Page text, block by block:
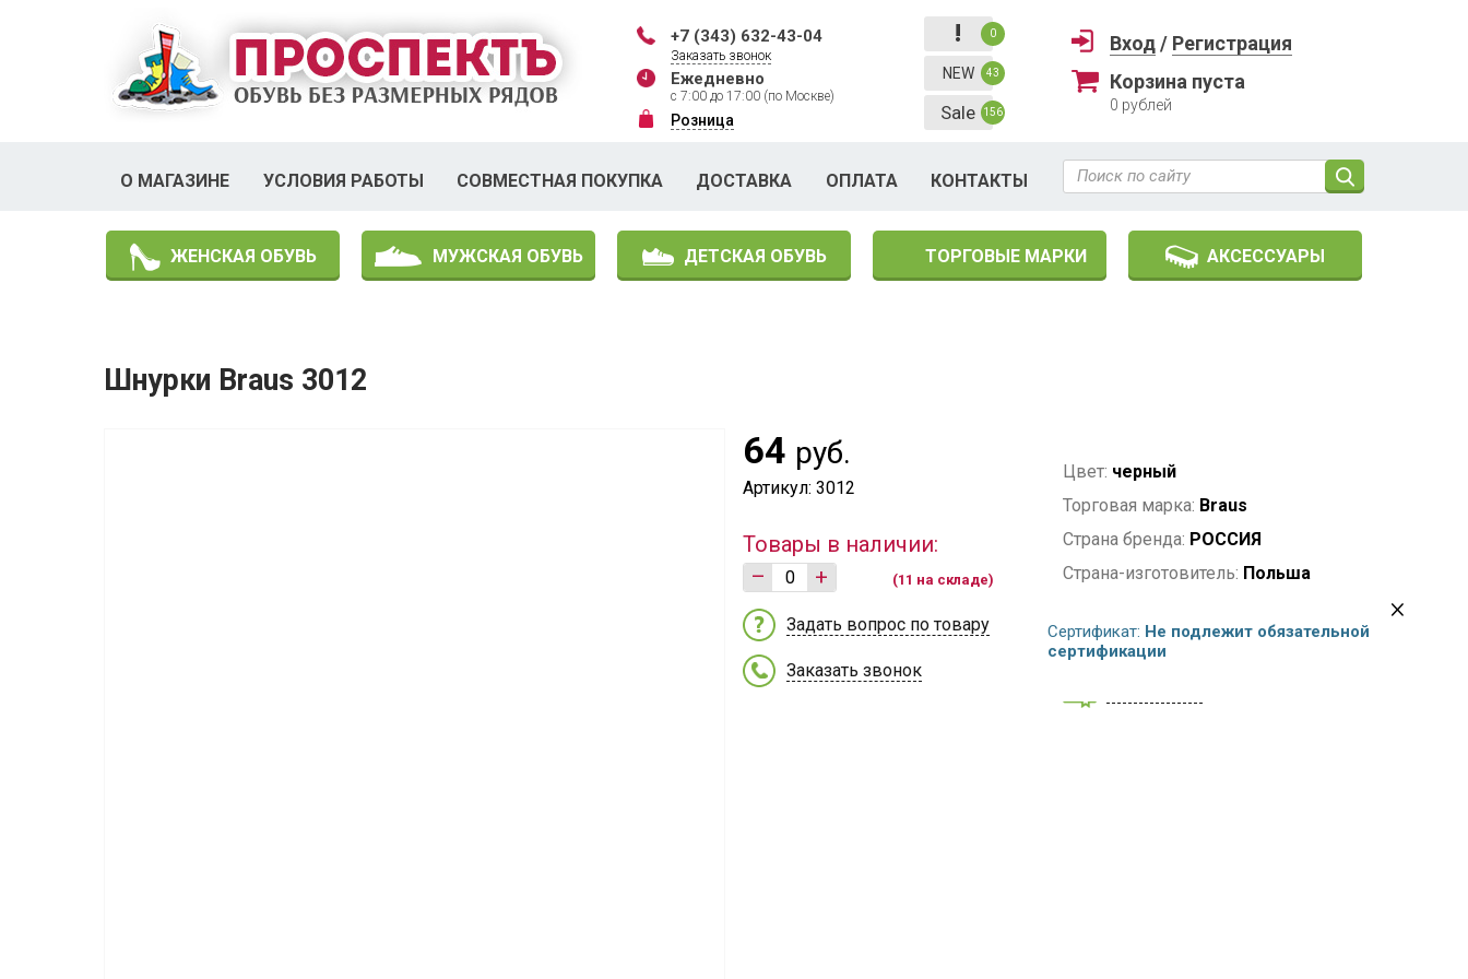
+7 (343) 632-43-04
Заказать звонок
Ежедневно
с 7:00 до 17:00 (по Москве)
Розница
! 0
NEW 43
Sale 156
Вход / Регистрация
Корзина пуста
0 рублей
О МАГАЗИНЕ УСЛОВИЯ РАБОТЫ СОВМЕСТНАЯ ПОКУПКА ДОСТАВКА ОПЛАТА КОНТАКТЫ
ЖЕНСКАЯ ОБУВЬ МУЖСКАЯ ОБУВЬ ДЕТСКАЯ ОБУВЬ ТОРГОВЫЕ МАРКИ АКСЕССУАРЫ
Шнурки Braus 3012
64 руб.
Артикул: 3012
Товары в наличии:
–
+ (11 на складе)
Задать вопрос по товару
Заказать звонок
Цвет: черный
Торговая марка: Braus
Страна бренда: РОССИЯ
Страна-изготовитель: Польша
Длина:60 см
Сертификат: Не подлежит обязательной
сертификации